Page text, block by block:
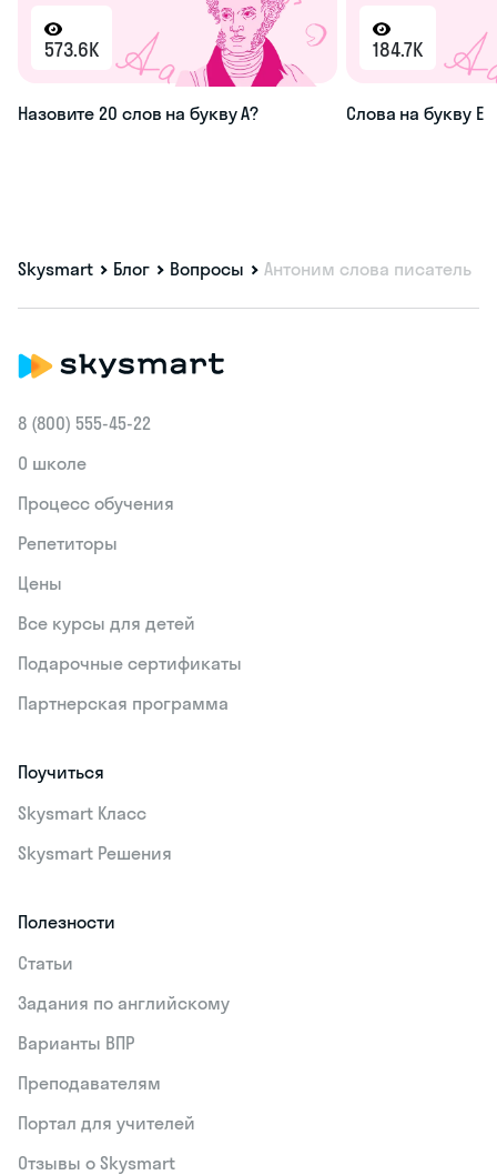
573.6K
Назовите 20 слов на букву А?
184.7K
Слова на букву Е
Skysmart Блог Вопросы Антоним слова писатель
8 (800) 555‑45-22
О школе
Процесс обучения
Репетиторы
Цены
Все курсы для детей
Подарочные сертификаты
Партнерская программа
Поучиться
Skysmart Класс
Skysmart Решения
Полезности
Статьи
Задания по английскому
Варианты ВПР
Преподавателям
Портал для учителей
Отзывы о Skysmart